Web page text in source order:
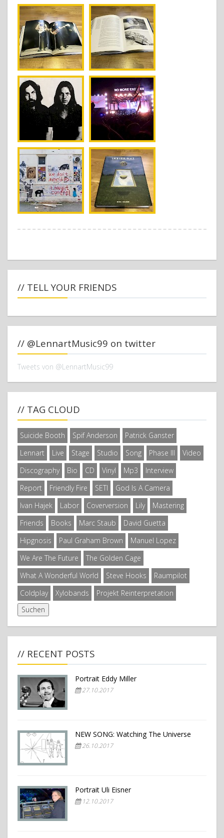
// TELL YOUR FRIENDS
// @LennartMusic99 on twitter
Tweets von @LennartMusic99
// TAG CLOUD
Suicide Booth Spif Anderson
Patrick Ganster
Lennart
Live Stage Studio Song Phase III
Video
Discography
Bio CD Vinyl Mp3
Interview
Report
Friendly Fire SETI
God Is A Camera
Ivan Hajek
Labor Coverversion Lily
Mastering
Friends
Books Marc Staub
David Guetta
Hipgnosis
Paul Graham Brown
Manuel Lopez
We Are The Future
The Golden Cage
What A Wonderful World
Steve Hooks
Raumpilot
Coldplay
Xylobands Projekt Reinterpretation
// RECENT POSTS
Portrait Eddy Miller
27.10.2017
NEW SONG: Watching The Universe
26.10.2017
Portrait Uli Eisner
12.10.2017